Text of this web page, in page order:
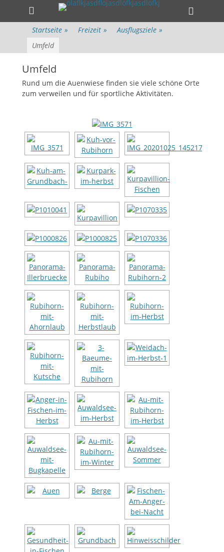
Primäres Menü
Zum
Inhalt
springen
Toggle
Startseite » Freizeit » Ausflugsziele »
Umfeld
Umfeld
Rund um die Auenwiese finden sie viele schöne Orte
zum verweilen und für sportliche Aktivitäten.